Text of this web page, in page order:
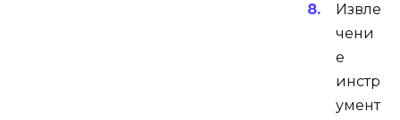
Извле
чени
е
инстр
умент